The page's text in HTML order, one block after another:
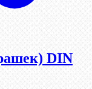
DIN